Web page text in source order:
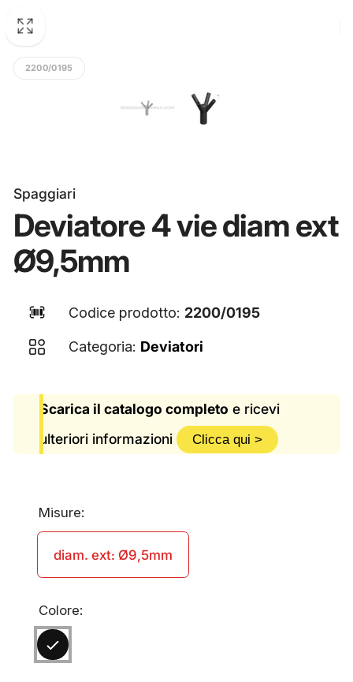
2200/0195
Spaggiari
Deviatore 4 vie diam ext
Ø9,5mm
Codice prodotto: 2200/0195
Categoria: Deviatori
Scarica il catalogo completo e ricevi
ulteriori informazioni
Clicca qui >
Misure:
diam. ext. Ø9,5mm
Colore: